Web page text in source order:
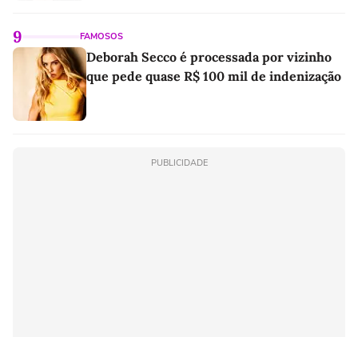
9 FAMOSOS
Deborah Secco é processada por vizinho
que pede quase R$ 100 mil de indenização
PUBLICIDADE